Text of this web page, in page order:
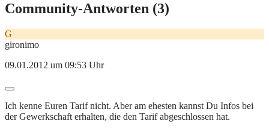
Community-Antworten (3)
G
gironimo
09.01.2012 um 09:53 Uhr
Ich kenne Euren Tarif nicht. Aber am ehesten kannst Du Infos bei
der Gewerkschaft erhalten, die den Tarif abgeschlossen hat.